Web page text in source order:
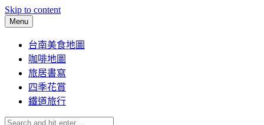
Skip to content
Menu
台南美食地圖
咖啡地圖
旅居書寫
四季花賞
鐵道旅行